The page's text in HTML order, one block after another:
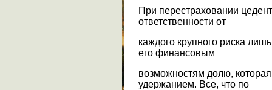
При перестраховании
ответственности от
каждого крупного риска
его финансовым
возможностям долю,
удержанием. Все, что по